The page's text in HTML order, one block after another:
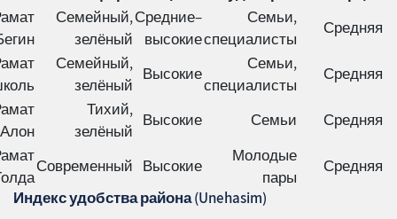
Семейный,
зелёный
Средние–
высокие
Семьи,
специалисты
Средняя
Семейный,
зелёный
Высокие
Семьи,
специалисты
Средняя
Алон
Тихий,
зелёный
Высокие Семьи
Средняя
Современный Высокие
Молодые
пары
Средняя
Индекс удобства района (Unehasim)